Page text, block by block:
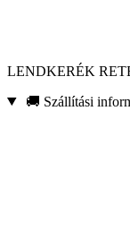
LENDKERÉK
🚚 Szállítási